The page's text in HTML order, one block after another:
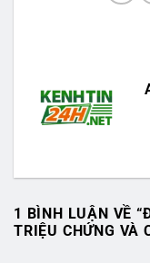
1 BÌNH LUẬN VỀ “
TRIỆU CHỨNG VÀ